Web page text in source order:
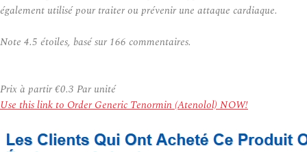
également utilisé pour traiter ou prévenir une attaque cardiaque.
Note 4.5 étoiles, basé sur 166 commentaires.
Prix à partir€0.3 Par unité
Use this link to Order Generic Tenormin (Atenolol) NOW!